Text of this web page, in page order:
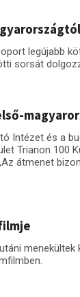
legújabb
sorsát
Intézet és a
Trianon
átmenet